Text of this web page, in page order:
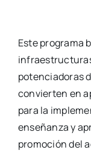
Este programa
potenciadoras
convierten en
para la
enseñanza y
promoción del